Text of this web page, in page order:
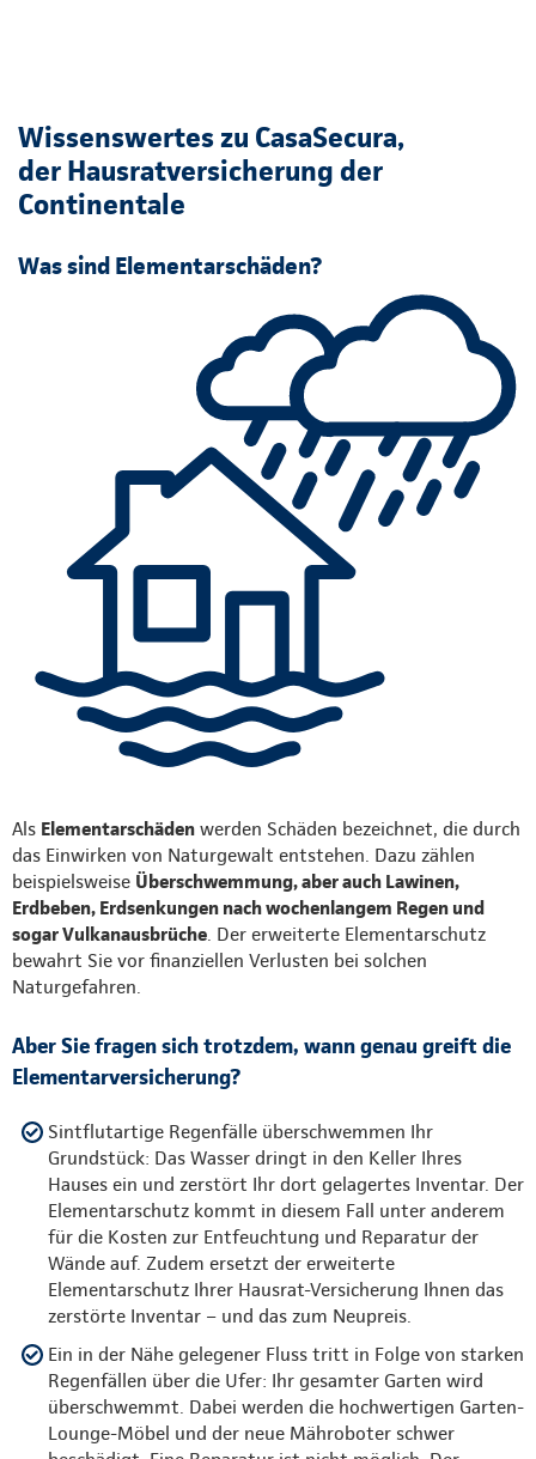
Wissenswertes zu CasaSecura,
der Hausratversicherung der
Continentale
Was sind Elementarschäden?
Als Elementarschäden werden Schäden bezeichnet, die durch
das Einwirken von Naturgewalt entstehen. Dazu zählen
beispielsweise Überschwemmung, aber auch Lawinen,
Erdbeben, Erdsenkungen nach wochenlangem Regen und
sogar Vulkanausbrüche . Der erweiterte Elementarschutz
bewahrt Sie vor finanziellen Verlusten bei solchen
Naturgefahren.
Aber Sie fragen sich trotzdem, wann genau greift die
Elementarversicherung?
Sintflutartige Regenfälle überschwemmen Ihr
Grundstück: Das Wasser dringt in den Keller Ihres
Hauses ein und zerstört Ihr dort gelagertes Inventar. Der
Elementarschutz kommt in diesem Fall unter anderem
für die Kosten zur Entfeuchtung und Reparatur der
Wände auf. Zudem ersetzt der erweiterte
Elementarschutz Ihrer Hausrat-Versicherung Ihnen das
zerstörte Inventar – und das zum Neupreis.
Ein in der Nähe gelegener Fluss tritt in Folge von starken
Regenfällen über die Ufer: Ihr gesamter Garten wird
überschwemmt. Dabei werden die hochwertigen Garten-
Lounge-Möbel und der neue Mähroboter schwer